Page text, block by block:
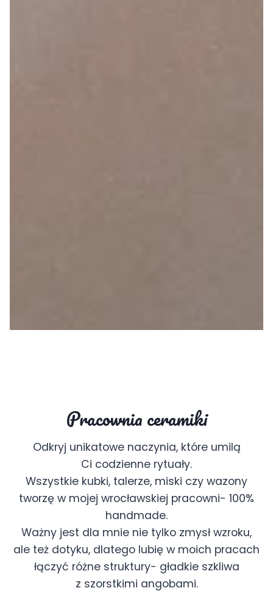
Pracownia ceramiki
Odkryj unikatowe naczynia, które umilą
Ci codzienne rytuały.
Wszystkie kubki, talerze, miski czy wazony
tworzę w mojej wrocławskiej pracowni- 100%
handmade.
Ważny jest dla mnie nie tylko zmysł wzroku,
ale też dotyku, dlatego lubię w moich pracach
łączyć różne struktury- gładkie szkliwa
z szorstkimi angobami.